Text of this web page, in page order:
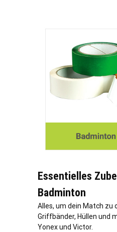
Essentielles
Badminton
Alles, um dein Match zu
Griffbänder, Hüllen und
Yonex und Victor.